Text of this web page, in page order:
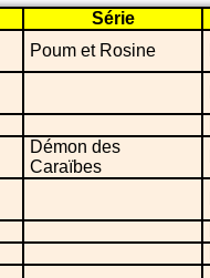
Série
Poum et Rosine
Démon des
Caraïbes